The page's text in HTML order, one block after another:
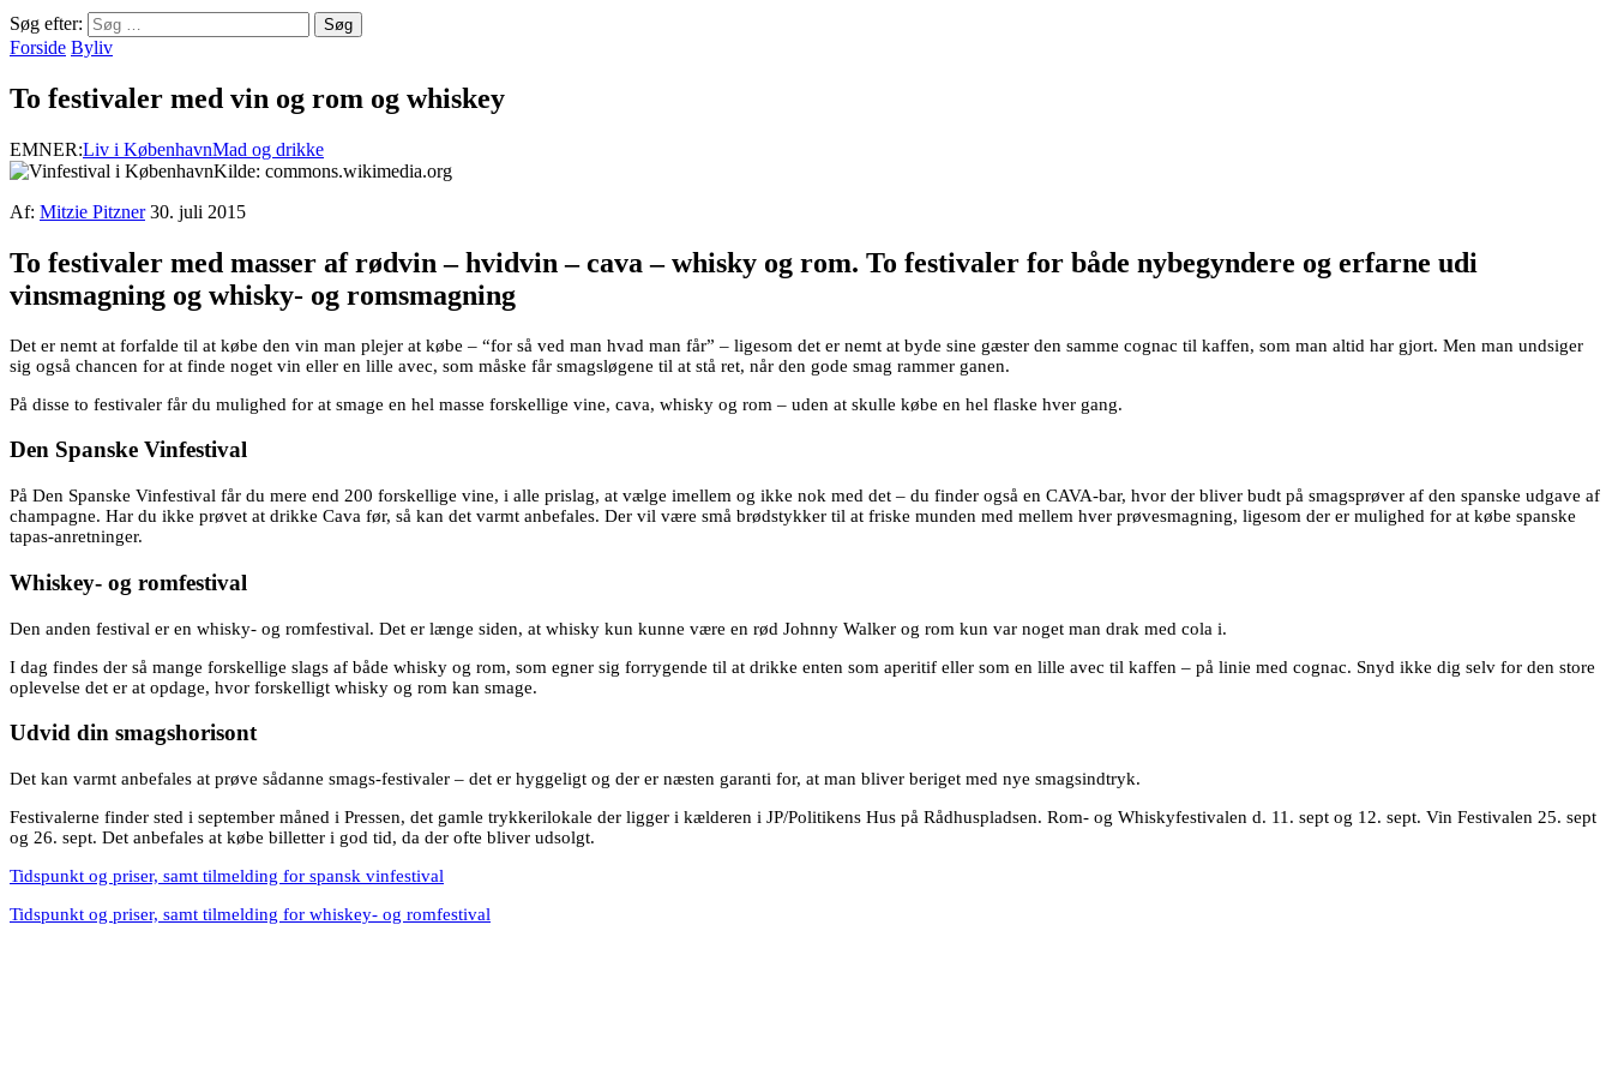
Søg efter:
Forside Byliv
To festivaler med vin og rom og whiskey
EMNER:Liv i KøbenhavnMad og drikke
Kilde: commons.wikimedia.org
Af: Mitzie Pitzner 30. juli 2015
To festivaler med masser af rødvin – hvidvin – cava – whisky og rom. To festivaler for både nybegyndere og erfarne udi
vinsmagning og whisky- og romsmagning
Det er nemt at forfalde til at købe den vin man plejer at købe – “for så ved man hvad man får” – ligesom det er nemt at byde sine gæster den samme cognac til kaffen, som man altid har gjort. Men man undsiger
sig også chancen for at finde noget vin eller en lille avec, som måske får smagsløgene til at stå ret, når den gode smag rammer ganen.
På disse to festivaler får du mulighed for at smage en hel masse forskellige vine, cava, whisky og rom – uden at skulle købe en hel flaske hver gang.
Den Spanske Vinfestival
På Den Spanske Vinfestival får du mere end 200 forskellige vine, i alle prislag, at vælge imellem og ikke nok med det – du finder også en CAVA-bar, hvor der bliver budt på smagsprøver af den spanske udgave af
champagne. Har du ikke prøvet at drikke Cava før, så kan det varmt anbefales. Der vil være små brødstykker til at friske munden med mellem hver prøvesmagning, ligesom der er mulighed for at købe spanske
tapas-anretninger.
Whiskey- og romfestival
Den anden festival er en whisky- og romfestival. Det er længe siden, at whisky kun kunne være en rød Johnny Walker og rom kun var noget man drak med cola i.
I dag findes der så mange forskellige slags af både whisky og rom, som egner sig forrygende til at drikke enten som aperitif eller som en lille avec til kaffen – på linie med cognac. Snyd ikke dig selv for den store
oplevelse det er at opdage, hvor forskelligt whisky og rom kan smage.
Udvid din smagshorisont
Det kan varmt anbefales at prøve sådanne smags-festivaler – det er hyggeligt og der er næsten garanti for, at man bliver beriget med nye smagsindtryk.
Festivalerne finder sted i september måned i Pressen, det gamle trykkerilokale der ligger i kælderen i JP/Politikens Hus på Rådhuspladsen. Rom- og Whiskyfestivalen d. 11. sept og 12. sept. Vin Festivalen 25. sept
og 26. sept. Det anbefales at købe billetter i god tid, da der ofte bliver udsolgt.
Tidspunkt og priser, samt tilmelding for spansk vinfestival
Tidspunkt og priser, samt tilmelding for whiskey- og romfestival